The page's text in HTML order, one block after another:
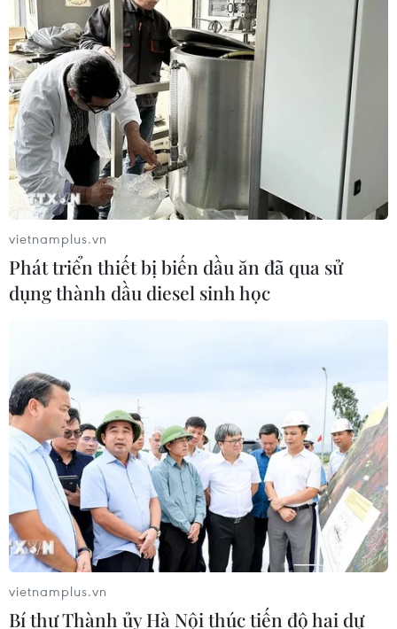
TIN CÙNG CHUYÊN MỤC
Cộng hòa Dân chủ Congo ghi nhận
hơn 300 trẻ em tử vong do Ebola
Giao tranh dữ dội ở miền Tây Libya,
nhiều tù nhân vượt ngục
05/08/2026 05:58
Lở đất tại Ethiopia khiến ít nhất 14
người thiệt mạng
04/08/2026 10:53
vietnamplus.vn
Phát triển thiết bị biến dầu ăn đã qua sử
dụng thành dầu diesel sinh học
vietnamplus.vn
Bí thư Thành ủy Hà Nội thúc tiến độ hai dự